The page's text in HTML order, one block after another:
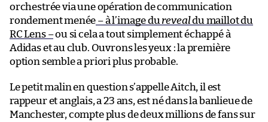
orchestrée via une opération de communication
rondement menée – à l’image du revealdu maillot du
RC Lens –ou si cela a tout simplement échappé à
Adidas et au club. Ouvrons les yeux : la première
option semble a priori plus probable.
Le petit malin en question s’appelle Aitch, il est
rappeur et anglais, a 23 ans, est né dans la banlieue de
Manchester, compte plus de deux millions de fans sur